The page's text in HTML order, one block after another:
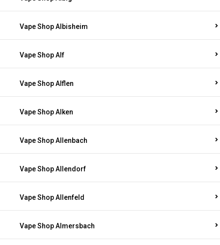
Vape Shop Albisheim
Vape Shop Alf
Vape Shop Alflen
Vape Shop Alken
Vape Shop Allenbach
Vape Shop Allendorf
Vape Shop Allenfeld
Vape Shop Almersbach